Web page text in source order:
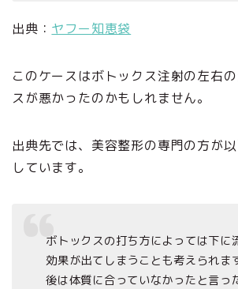
出典： ヤフー知恵袋
このケースはボトックス注射の左右
スが悪かったのかもしれません。
出典先では、美容整形の専門の方が
しています。
ボトックスの打ち方によっては下に
効果が出てしまうことも考えられま
後は体質に合っていなかったと言っ